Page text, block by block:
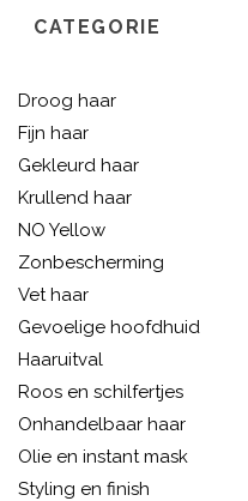
CATEGORIE
Droog haar
Fijn haar
Gekleurd haar
Krullend haar
NO Yellow
Zonbescherming
Vet haar
Gevoelige hoofdhuid
Haaruitval
Roos en schilfertjes
Onhandelbaar haar
Olie en instant mask
Styling en finish